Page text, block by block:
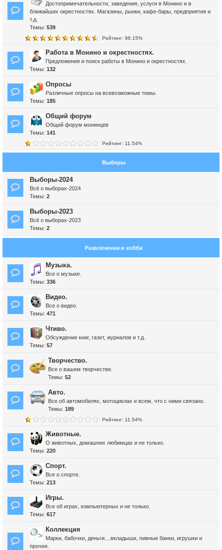
Достопримечательности, заведения, услуги в Монино и в
ближайших окрестностях. Магазины, рынки, кафе-бары, предприятия и
т.д.
Темы: 539
Рейтинг: 96.15%
Работа в Монино и окрестностях.
Предложения и поиск работы в Монино и окрестностях.
Темы: 132
Опросы
Различные опросы на всевозможные темы.
Темы: 185
Общий форум
Общий форум монинцев
Темы: 141
Рейтинг: 11.54%
Выборы
Выборы-2024
Всё о выборах-2024
Темы: 2
Выборы-2023
Всё о выборах-2023
Темы: 2
Развлечения и хобби
Музыка.
Все о музыке.
Темы: 336
Видео.
Все о видео.
Темы: 471
Чтиво.
Обсуждение книг, газет, журналов и т.д.
Темы: 57
Творчество.
Все о вашем творчестве.
Темы: 52
Авто.
Все об автомобилях, мотоциклах и всем, что с ними связано.
Темы: 189
Рейтинг: 11.54%
Животные.
О животных, домашних любимцах и не только.
Темы: 220
Спорт.
Все о спорте.
Темы: 213
Игры.
Все об играх, компьютерных и не только.
Темы: 617
Коллекция
Марки, бабочки, деньги....вкладыши, пивные банки, игрушки и
прочее.